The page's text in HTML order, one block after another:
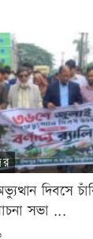
দিবসে
সভা ...